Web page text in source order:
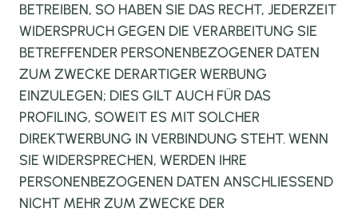
BETREIBEN, SO HABEN SIE DAS RECHT, JEDERZEIT
WIDERSPRUCH GEGEN DIE VERARBEITUNG SIE
BETREFFENDER PERSONENBEZOGENER DATEN
ZUM ZWECKE DERARTIGER WERBUNG
EINZULEGEN; DIES GILT AUCH FÜR DAS
PROFILING, SOWEIT ES MIT SOLCHER
DIREKTWERBUNG IN VERBINDUNG STEHT. WENN
SIE WIDERSPRECHEN, WERDEN IHRE
PERSONENBEZOGENEN DATEN ANSCHLIESSEND
NICHT MEHR ZUM ZWECKE DER